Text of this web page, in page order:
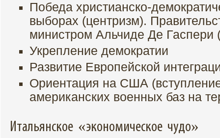
Победа христианско-
выборах (центризм).
министром Альчиде Де Гаспери
Укрепление демократии
Развитие Европейской
Ориентация на США
американских военных баз на
Итальянское «экономическое чудо»